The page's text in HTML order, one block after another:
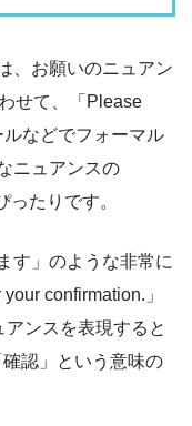
、お願いのニュアン
せて、「Please
などでフォーマル
ニュアンスの
ったりです。
す」のような非常に
confirmation.」
ンスを表現すると
認」という意味の